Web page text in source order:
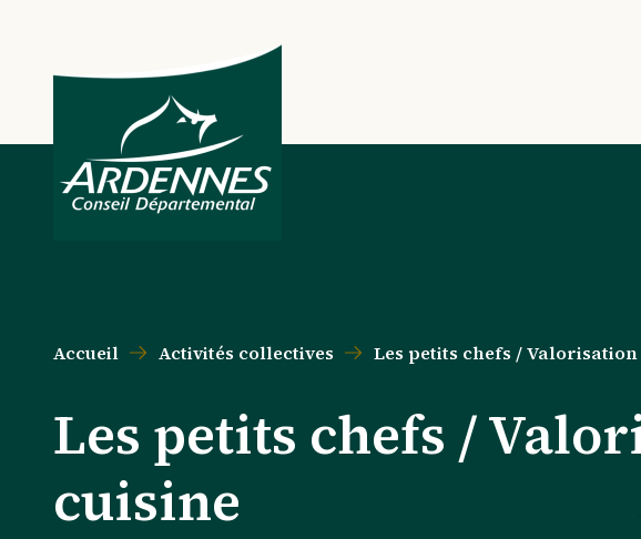
Accueil Activités collectives Les petits chefs /
Les petits chefs /
cuisine